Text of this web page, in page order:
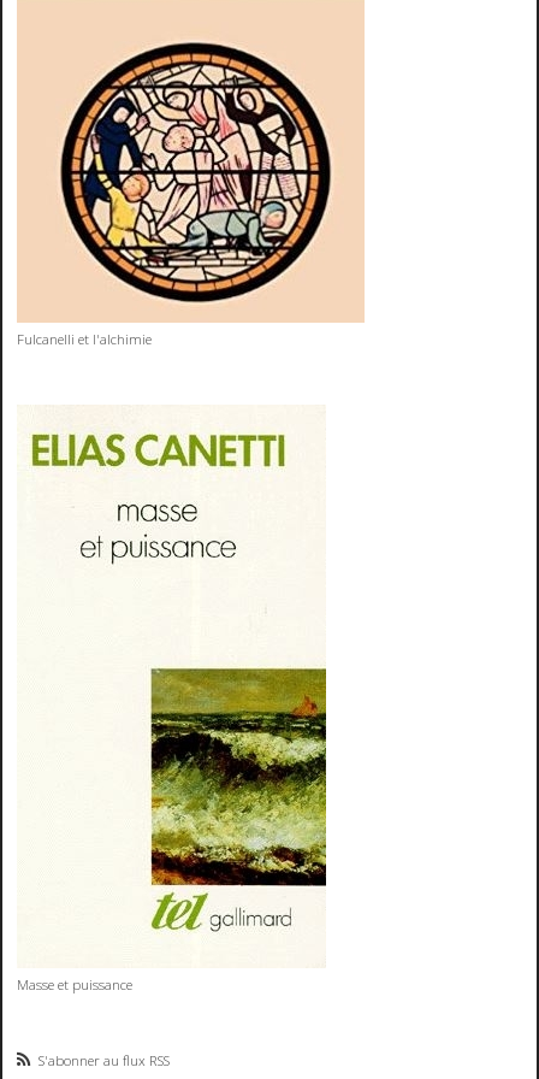
Fulcanelli et l'alchimie
Masse et puissance
S'abonner au flux RSS